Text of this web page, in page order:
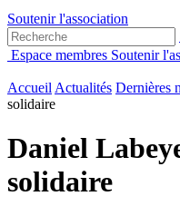
Soutenir l'association
Espace membres Soutenir
Accueil Actualités Dernières
solidaire
Daniel
solidaire